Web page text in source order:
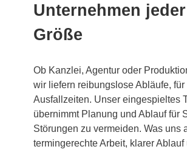
Unternehmen jeder
Größe
Ob Kanzlei, Agentur oder
wir liefern reibungslose Abläufe,
Ausfallzeiten. Unser eingespieltes
übernimmt Planung und Ablauf für
Störungen zu vermeiden. Was uns
termingerechte Arbeit, klarer Ablauf